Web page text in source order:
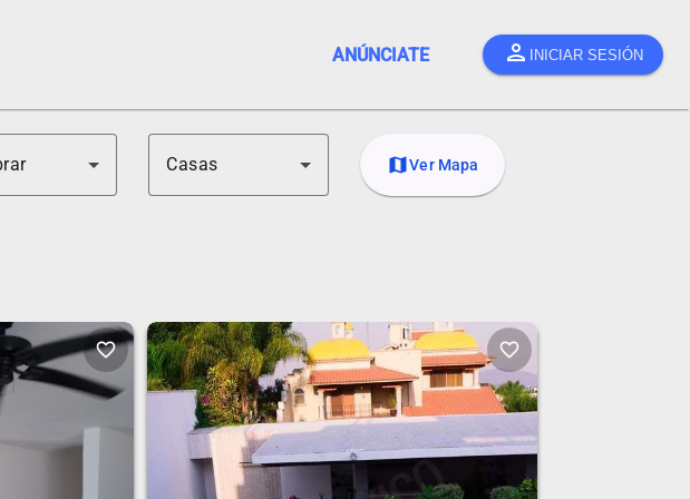
ANÚNCIATE person INICIAR SESIÓN
Casas mapVer Mapa
favorite_border favorite_border